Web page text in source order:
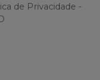
de Privacidade -